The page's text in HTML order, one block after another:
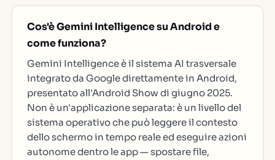
Cos'è Gemini Intelligence su Android e
come funziona?
Gemini Intelligence è il sistema AI trasversale
integrato da Google direttamente in Android,
presentato all'Android Show di giugno 2025.
Non è un'applicazione separata: è un livello del
sistema operativo che può leggere il contesto
dello schermo in tempo reale ed eseguire azioni
autonome dentro le app — spostare file,